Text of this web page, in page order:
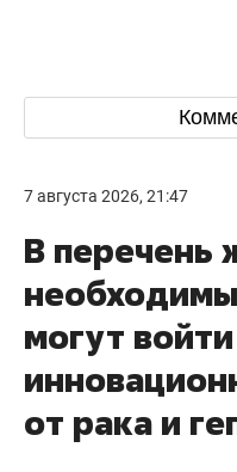
7 августа 2026, 21:47
В перечень
могут войти
от рака и